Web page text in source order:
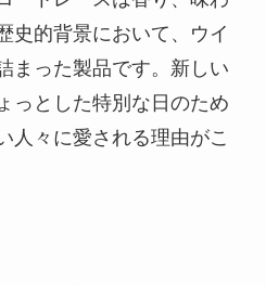
史的背景において、ウイ
まった製品です。新しい
っとした特別な日のため
人々に愛される理由がこ